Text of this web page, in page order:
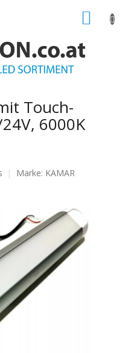
Touch-
6000K
Marke: KAMAR